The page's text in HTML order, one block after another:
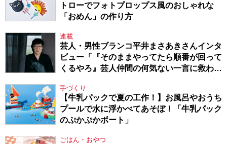
トローでフォトプロップス風のおしゃれな
「おめん」の作り方
連載
芸人・男性ブランコ平井まさあきさんインタ
ビュー「『そのままやってたら順番が回って
くるやろ』芸人仲間の何気ない一言に救われ
手づくり
【牛乳パックで夏の工作！】お風呂やおうち
プールで水に浮かべてあそぼ！「牛乳パック
のぷかぷかボート」
ごはん・おやつ